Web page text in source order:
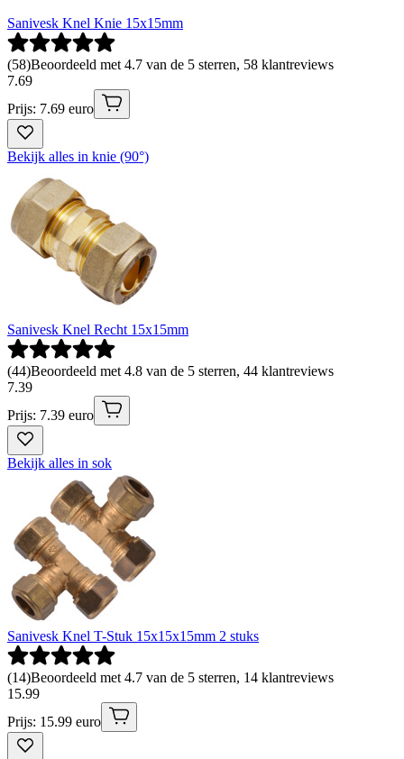
Sanivesk Knel Knie 15x15mm
(58)Beoordeeld met 4.7 van de 5 sterren, 58 klantreviews
7.69
Prijs: 7.69 euro
Bekijk alles in knie (90°)
Sanivesk Knel Recht 15x15mm
(44)Beoordeeld met 4.8 van de 5 sterren, 44 klantreviews
7.39
Prijs: 7.39 euro
Bekijk alles in sok
Sanivesk Knel T-Stuk 15x15x15mm 2 stuks
(14)Beoordeeld met 4.7 van de 5 sterren, 14 klantreviews
15.99
Prijs: 15.99 euro